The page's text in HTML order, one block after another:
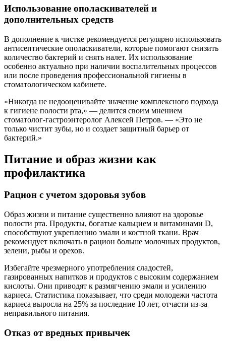
Использование ополаскивателей и
дополнительных средств
В дополнение к чистке рекомендуется регулярно использовать
антисептические ополаскиватели, которые помогают снизить
количество бактерий и снять налет. Их использование
особенно актуально при наличии воспалительных процессов
или после проведения профессиональной гигиены в
стоматологическом кабинете.
«Никогда не недооценивайте значение комплексного подхода
к гигиене полости рта,» — делится своим мнением
стоматолог-гастроэнтеролог Алексей Петров. — «Это не
только чистит зубы, но и создает защитный барьер от
бактерий.»
Питание и образ жизни как
профилактика
Рацион с учетом здоровья зубов
Образ жизни и питание существенно влияют на здоровье
полости рта. Продукты, богатые кальцием и витаминами D,
способствуют укреплению эмали и костной ткани. Врач
рекомендует включать в рацион больше молочных продуктов,
зелени, рыбы и орехов.
Избегайте чрезмерного употребления сладостей,
газированных напитков и продуктов с высоким содержанием
кислоты. Они приводят к размягчению эмали и усилению
кариеса. Статистика показывает, что среди молодежи частота
кариеса выросла на 25% за последние 10 лет, отчасти из-за
неправильного питания.
Отказ от вредных привычек